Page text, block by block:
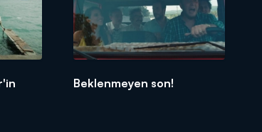
Beklenmeyen son!